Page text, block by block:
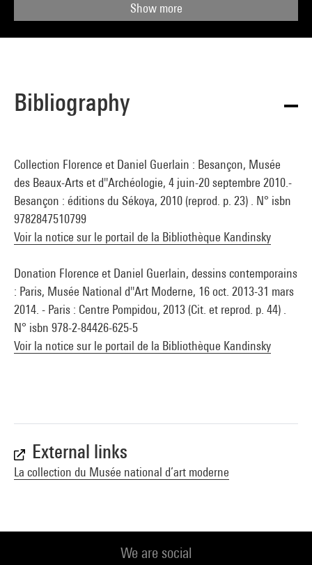
Show more
Bibliography
Collection Florence et Daniel Guerlain : Besançon, Musée
des Beaux-Arts et d''Archéologie, 4 juin-20 septembre 2010.-
Besançon : éditions du Sékoya, 2010 (reprod. p. 23) . N° isbn
9782847510799
Voir la notice sur le portail de la Bibliothèque Kandinsky
Donation Florence et Daniel Guerlain, dessins contemporains
: Paris, Musée National d''Art Moderne, 16 oct. 2013-31 mars
2014. - Paris : Centre Pompidou, 2013 (Cit. et reprod. p. 44) .
N° isbn 978-2-84426-625-5
Voir la notice sur le portail de la Bibliothèque Kandinsky
External links
La collection du Musée national d’art moderne
We are social